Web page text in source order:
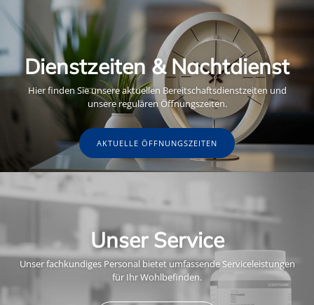
Dienstzeiten & Nachtdienst
Hier finden Sie unsere aktuellen Bereitschaftsdienstzeiten und
unsere regulären Öffnungszeiten.
AKTUELLE ÖFFNUNGSZEITEN
Unser Service
Unser fachkundiges Personal bietet umfassende Serviceleistungen
für Ihr Wohlbefinden.